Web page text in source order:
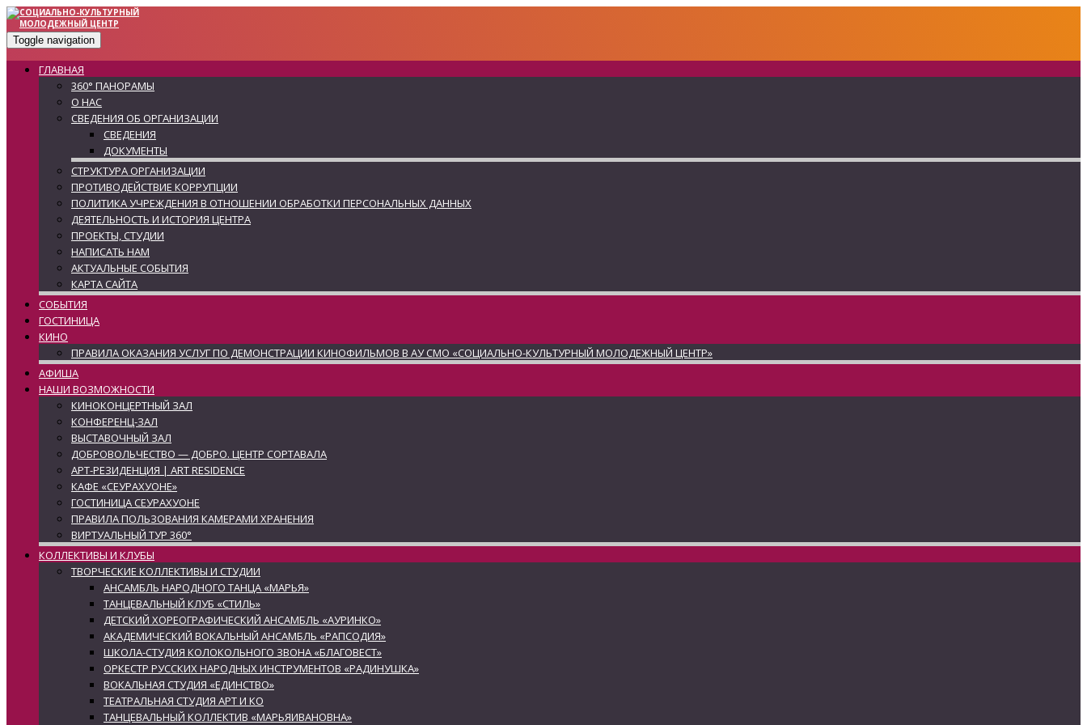
Toggle navigation
ГЛАВНАЯ
360° ПАНОРАМЫ
О НАС
СВЕДЕНИЯ ОБ ОРГАНИЗАЦИИ
СВЕДЕНИЯ
ДОКУМЕНТЫ
СТРУКТУРА ОРГАНИЗАЦИИ
ПРОТИВОДЕЙСТВИЕ КОРРУПЦИИ
ПОЛИТИКА УЧРЕЖДЕНИЯ В ОТНОШЕНИИ ОБРАБОТКИ ПЕРСОНАЛЬНЫХ ДАННЫХ
ДЕЯТЕЛЬНОСТЬ И ИСТОРИЯ ЦЕНТРА
ПРОЕКТЫ, СТУДИИ
НАПИСАТЬ НАМ
АКТУАЛЬНЫЕ СОБЫТИЯ
КАРТА САЙТА
СОБЫТИЯ
ГОСТИНИЦА
КИНО
ПРАВИЛА ОКАЗАНИЯ УСЛУГ ПО ДЕМОНСТРАЦИИ КИНОФИЛЬМОВ В АУ СМО «СОЦИАЛЬНО-КУЛЬТУРНЫЙ МОЛОДЕЖНЫЙ ЦЕНТР»
АФИША
НАШИ ВОЗМОЖНОСТИ
КИНОКОНЦЕРТНЫЙ ЗАЛ
КОНФЕРЕНЦ-ЗАЛ
ВЫСТАВОЧНЫЙ ЗАЛ
ДОБРОВОЛЬЧЕСТВО — ДОБРО. ЦЕНТР СОРТАВАЛА
АРТ-РЕЗИДЕНЦИЯ | ART RESIDENCE
КАФЕ «СЕУРАХУОНЕ»
ГОСТИНИЦА СЕУРАХУОНЕ
ПРАВИЛА ПОЛЬЗОВАНИЯ КАМЕРАМИ ХРАНЕНИЯ
ВИРТУАЛЬНЫЙ ТУР 360°
КОЛЛЕКТИВЫ И КЛУБЫ
ТВОРЧЕСКИЕ КОЛЛЕКТИВЫ И СТУДИИ
АНСАМБЛЬ НАРОДНОГО ТАНЦА «МАРЬЯ»
ТАНЦЕВАЛЬНЫЙ КЛУБ «СТИЛЬ»
ДЕТСКИЙ ХОРЕОГРАФИЧЕСКИЙ АНСАМБЛЬ «АУРИНКО»
АКАДЕМИЧЕСКИЙ ВОКАЛЬНЫЙ АНСАМБЛЬ «РАПСОДИЯ»
ШКОЛА-СТУДИЯ КОЛОКОЛЬНОГО ЗВОНА «БЛАГОВЕСТ»
ОРКЕСТР РУССКИХ НАРОДНЫХ ИНСТРУМЕНТОВ «РАДИНУШКА»
ВОКАЛЬНАЯ СТУДИЯ «ЕДИНСТВО»
ТЕАТРАЛЬНАЯ СТУДИЯ АРТ И КО
ТАНЦЕВАЛЬНЫЙ КОЛЛЕКТИВ «МАРЬЯИВАНОВНА»